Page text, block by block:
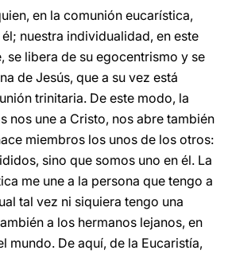
en la comunión eucarística,
nuestra individualidad, en este
se libera de su egocentrismo y se
de Jesús, que a su vez está
trinitaria. De este modo, la
nos une a Cristo, nos abre también
miembros los unos de los otros:
sino que somos uno en él. La
me une a la persona que tengo a
tal vez ni siquiera tengo una
a los hermanos lejanos, en
mundo. De aquí, de la Eucaristía,